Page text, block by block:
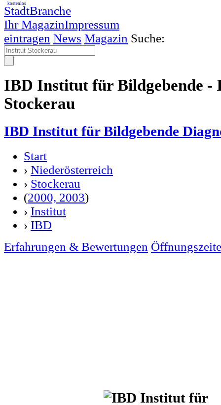
StadtBranche
Ihr MagazinImpressum
kostenlos
eintragen News Magazin Suche:
IBD Institut für Bildgebende -
Stockerau
IBD Institut für Bildgebende
Start
› Niederösterreich
› Stockerau
(2000, 2003)
› Institut
› IBD
Erfahrungen & Bewertungen